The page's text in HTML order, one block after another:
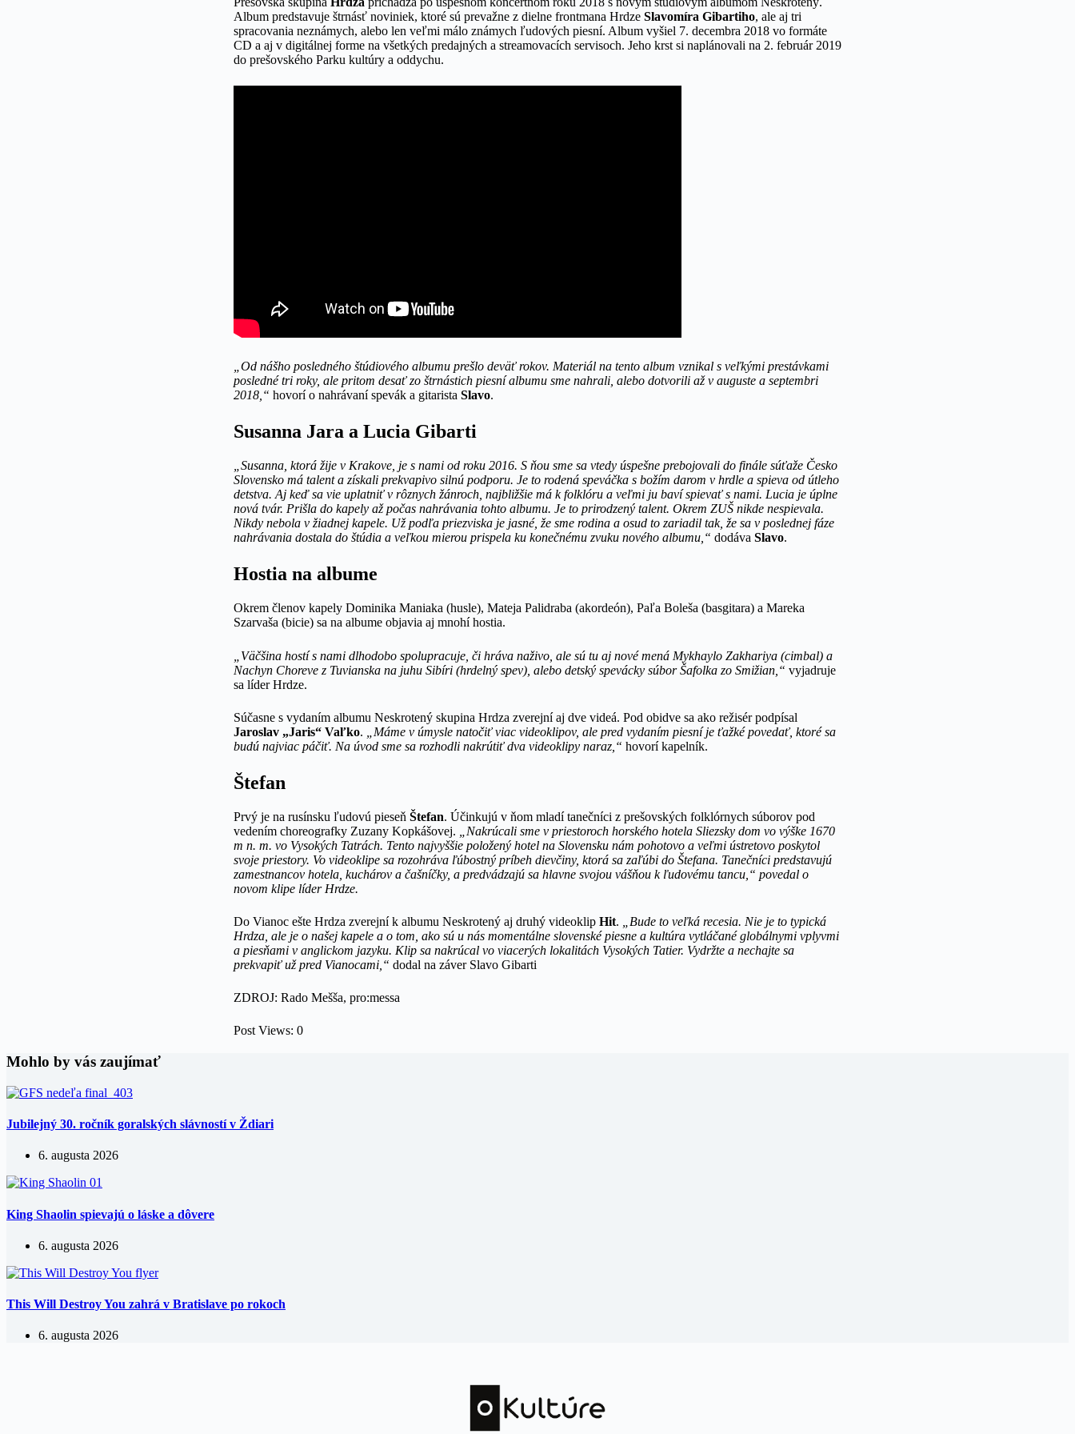
Album predstavuje štrnásť noviniek, ktoré sú prevažne z dielne frontmana Hrdze Slavomíra Gibartiho, ale aj tri
spracovania neznámych, alebo len veľmi málo známych ľudových piesní. Album vyšiel 7. decembra 2018 vo formáte
CD a aj v digitálnej forme na všetkých predajných a streamovacích servisoch. Jeho krst si naplánovali na 2. február 2019
do prešovského Parku kultúry a oddychu.
„Od nášho posledného štúdiového albumu prešlo deväť rokov. Materiál na tento album vznikal s veľkými prestávkami
posledné tri roky, ale pritom desať zo štrnástich piesní albumu sme nahrali, alebo dotvorili až v auguste a septembri
2018,“ hovorí o nahrávaní spevák a gitarista Slavo.
Susanna Jara a Lucia Gibarti
„Susanna, ktorá žije v Krakove, je s nami od roku 2016. S ňou sme sa vtedy úspešne prebojovali do finále súťaže Česko
Slovensko má talent a získali prekvapivo silnú podporu. Je to rodená speváčka s božím darom v hrdle a spieva od útleho
detstva. Aj keď sa vie uplatniť v rôznych žánroch, najbližšie má k folklóru a veľmi ju baví spievať s nami. Lucia je úplne
nová tvár. Prišla do kapely až počas nahrávania tohto albumu. Je to prirodzený talent. Okrem ZUŠ nikde nespievala.
Nikdy nebola v žiadnej kapele. Už podľa priezviska je jasné, že sme rodina a osud to zariadil tak, že sa v poslednej fáze
nahrávania dostala do štúdia a veľkou mierou prispela ku konečnému zvuku nového albumu,“ dodáva Slavo.
Hostia na albume
Okrem členov kapely Dominika Maniaka (husle), Mateja Palidraba (akordeón), Paľa Boleša (basgitara) a Mareka
Szarvaša (bicie) sa na albume objavia aj mnohí hostia.
„Väčšina hostí s nami dlhodobo spolupracuje, či hráva naživo, ale sú tu aj nové mená Mykhaylo Zakhariya (cimbal) a
Nachyn Choreve z Tuvianska na juhu Sibíri (hrdelný spev), alebo detský spevácky súbor Šafolka zo Smižian,“ vyjadruje
sa líder Hrdze.
Súčasne s vydaním albumu Neskrotený skupina Hrdza zverejní aj dve videá. Pod obidve sa ako režisér podpísal
Jaroslav „Jaris“ Vaľko.
„Máme v úmysle natočiť viac videoklipov, ale pred vydaním piesní je ťažké povedať, ktoré sa
budú najviac páčiť. Na úvod sme sa rozhodli nakrútiť dva videoklipy naraz,“ hovorí kapelník.
Štefan
Prvý je na rusínsku ľudovú pieseň Štefan. Účinkujú v ňom mladí tanečníci z prešovských folklórnych súborov pod
vedením choreografky Zuzany Kopkášovej.
„Nakrúcali sme v priestoroch horského hotela Sliezsky dom vo výške 1670
m n. m. vo Vysokých Tatrách. Tento najvyššie položený hotel na Slovensku nám pohotovo a veľmi ústretovo poskytol
svoje priestory. Vo videoklipe sa rozohráva ľúbostný príbeh dievčiny, ktorá sa zaľúbi do Štefana. Tanečníci predstavujú
zamestnancov hotela, kuchárov a čašníčky, a predvádzajú sa hlavne svojou vášňou k ľudovému tancu,“ povedal o
novom klipe líder Hrdze.
Do Vianoc ešte Hrdza zverejní k albumu Neskrotený aj druhý videoklip Hit.
„Bude to veľká recesia. Nie je to typická
Hrdza, ale je o našej kapele a o tom, ako sú u nás momentálne slovenské piesne a kultúra vytláčané globálnymi vplyvmi
a piesňami v anglickom jazyku. Klip sa nakrúcal vo viacerých lokalitách Vysokých Tatier. Vydržte a nechajte sa
prekvapiť už pred Vianocami,“ dodal na záver Slavo Gibarti
ZDROJ: Rado Mešša, pro:messa
Post Views: 0
Mohlo by vás zaujímať
Jubilejný 30. ročník goralských slávností v Ždiari
6. augusta 2026
King Shaolin spievajú o láske a dôvere
6. augusta 2026
This Will Destroy You zahrá v Bratislave po rokoch
6. augusta 2026